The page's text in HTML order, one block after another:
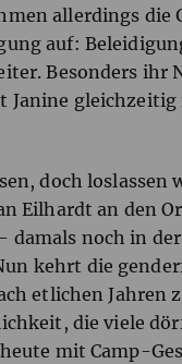
allerdings die
auf:
Besonders ihr
doch loslassen
Eilhardt an den
damals noch in
kehrt die
etlichen Jahren
die viele
mit Camp-